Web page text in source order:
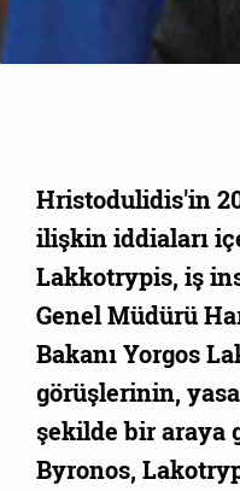
Hristodulidis'in
ilişkin iddiaları
Lakkotrypis, iş
Genel Müdürü
Bakanı Yorgos
görüşlerinin,
şekilde bir araya
Byronos,